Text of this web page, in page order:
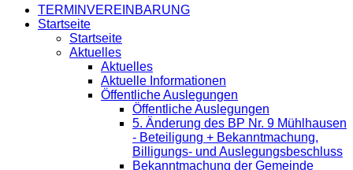
TERMINVEREINBARUNG
Startseite
Startseite
Aktuelles
Aktuelles
Aktuelle Informationen
Öffentliche Auslegungen
Öffentliche Auslegungen
5. Änderung des BP Nr. 9 Mühlhausen
- Beteiligung + Bekanntmachung,
Billigungs- und Auslegungsbeschluss
Bekanntmachung der Gemeinde